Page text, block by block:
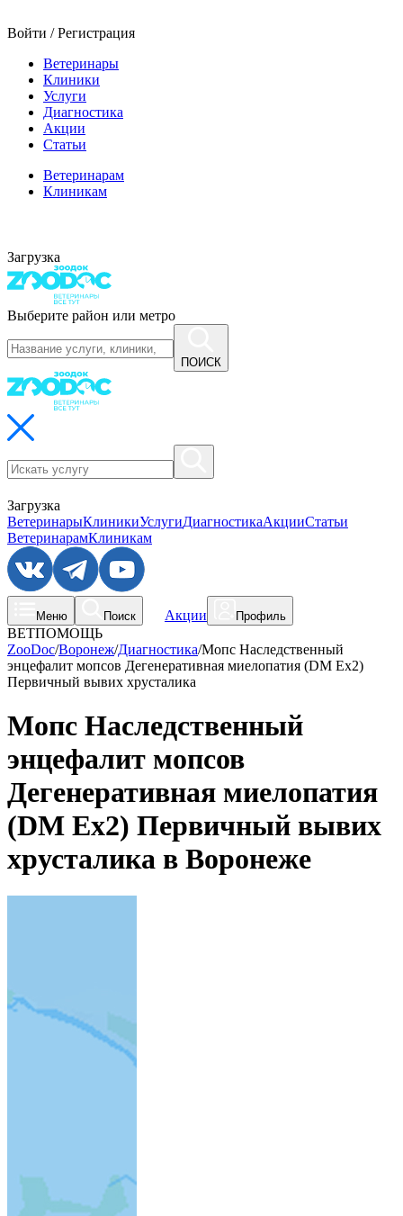
Войти / Регистрация
Ветеринары
Клиники
Услуги
Диагностика
Акции
Статьи
Ветеринарам
Клиникам
Загрузка
Выберите район или метро
ПОИСК
Загрузка
ВетеринарыКлиникиУслугиДиагностикаАкцииСтатьи
ВетеринарамКлиникам
Меню Поиск Акции Профиль
ВЕТПОМОЩЬ
ZooDoc/Воронеж/Диагностика/Мопс Наследственный
энцефалит мопсов Дегенеративная миелопатия (DM Ex2)
Первичный вывих хрусталика
Мопс Наследственный
энцефалит мопсов
Дегенеративная миелопатия
(DM Ex2) Первичный вывих
хрусталика в Воронеже